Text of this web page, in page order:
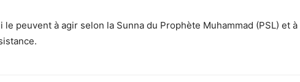
le peuvent à agir selon la Sunna du Prophète Muhammad (PSL) et